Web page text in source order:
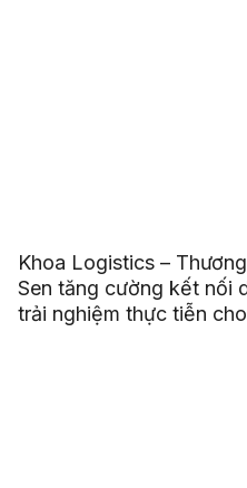
Khoa Logistics –
Sen tăng cường kết nối
trải nghiệm thực tiễn